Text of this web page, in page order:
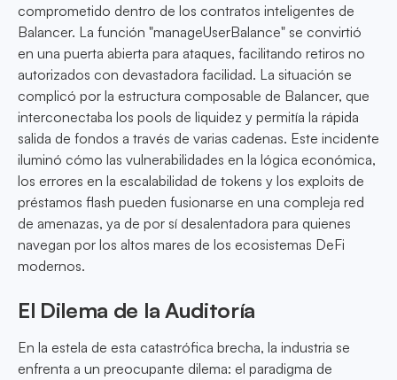
comprometido dentro de los contratos inteligentes de
Balancer. La función "manageUserBalance" se convirtió
en una puerta abierta para ataques, facilitando retiros no
autorizados con devastadora facilidad. La situación se
complicó por la estructura composable de Balancer, que
interconectaba los pools de liquidez y permitía la rápida
salida de fondos a través de varias cadenas. Este incidente
iluminó cómo las vulnerabilidades en la lógica económica,
los errores en la escalabilidad de tokens y los exploits de
préstamos flash pueden fusionarse en una compleja red
de amenazas, ya de por sí desalentadora para quienes
navegan por los altos mares de los ecosistemas DeFi
modernos.
El Dilema de la Auditoría
En la estela de esta catastrófica brecha, la industria se
enfrenta a un preocupante dilema: el paradigma de